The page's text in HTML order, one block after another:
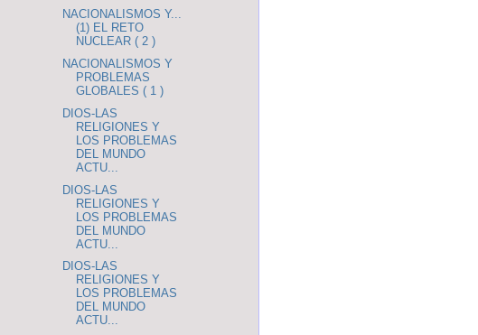
NACIONALISMOS Y...
(1) EL RETO
NUCLEAR ( 2 )
NACIONALISMOS Y
PROBLEMAS
GLOBALES ( 1 )
DIOS-LAS
RELIGIONES Y
LOS PROBLEMAS
DEL MUNDO
ACTU...
DIOS-LAS
RELIGIONES Y
LOS PROBLEMAS
DEL MUNDO
ACTU...
DIOS-LAS
RELIGIONES Y
LOS PROBLEMAS
DEL MUNDO
ACTU...